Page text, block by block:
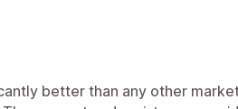
better than any other